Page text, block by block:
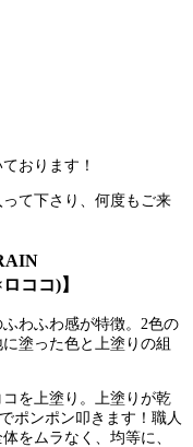
おります！
て下さり、何度もご来
ココ)】
わふわ感が特徴。2色の
塗った色と上塗りの組
を上塗り。上塗りが乾
ポンポン叩きます！職人
をムラなく、均等に、